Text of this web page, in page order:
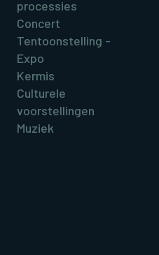
processies
Concert
Tentoonstelling -
Expo
Kermis
Culturele
voorstellingen
Muziek